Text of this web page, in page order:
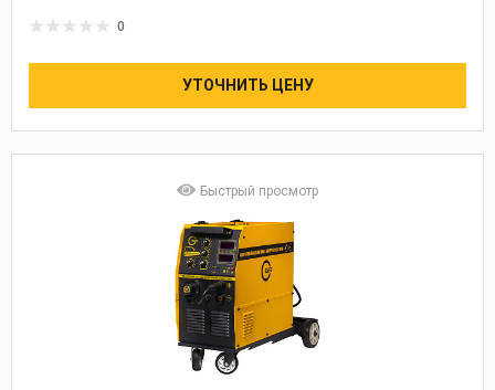
0
УТОЧНИТЬ ЦЕНУ
Быстрый просмотр